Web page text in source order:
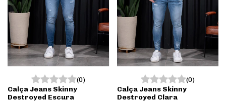
(0)
Calça Jeans Skinny
Destroyed Escura
(0)
Calça Jeans Skinny
Destroyed Clara